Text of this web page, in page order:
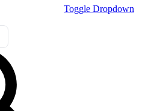
Toggle Dropdown